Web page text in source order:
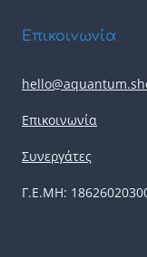
Επικοινωνία
Επικοινωνία
Συνεργάτες
Γ.Ε.ΜΗ: